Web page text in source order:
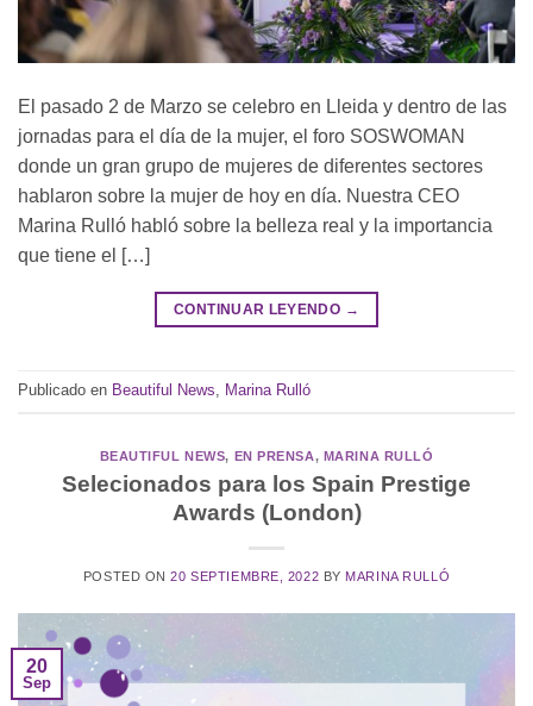
El pasado 2 de Marzo se celebro en Lleida y dentro de las
jornadas para el día de la mujer, el foro SOSWOMAN
donde un gran grupo de mujeres de diferentes sectores
hablaron sobre la mujer de hoy en día. Nuestra CEO
Marina Rulló habló sobre la belleza real y la importancia
que tiene el […]
CONTINUAR LEYENDO →
Publicado en Beautiful News, Marina Rulló
BEAUTIFUL NEWS, EN PRENSA, MARINA RULLÓ
Selecionados para los Spain Prestige
Awards (London)
POSTED ON20 SEPTIEMBRE, 2022 BY MARINA RULLÓ
20
Sep